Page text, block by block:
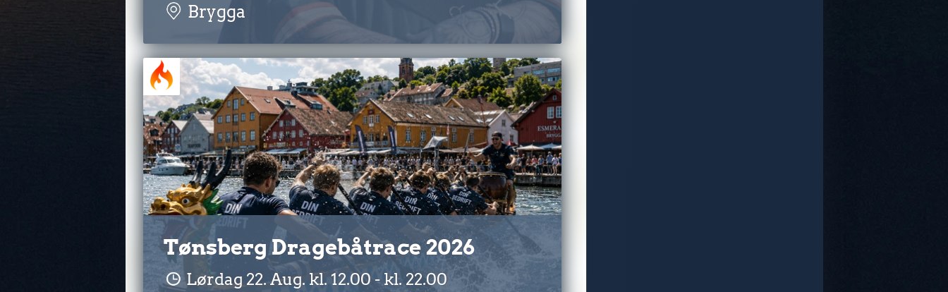
Brygga
Tønsberg Dragebåtrace 2026
Lørdag 22. Aug. kl. 12.00 - kl. 22.00